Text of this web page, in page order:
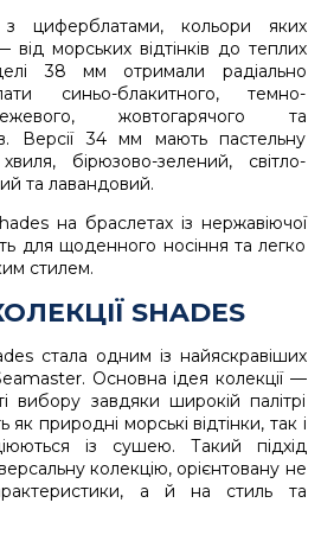
з циферблатами, кольори яких
морських відтінків до теплих
38 мм отримали радіально
синьо-блакитного, темно-
жовтогарячого та
Версії 34 мм мають пастельну
бірюзово-зелений, світло-
та лавандовий.
на браслетах із нержавіючої
для щоденного носіння та легко
стилем.
SHADES
стала одним із найяскравіших
Основна ідея колекції —
вибору завдяки широкій палітрі
як природні морські відтінки, так і
із сушею. Такий підхід
колекцію, орієнтовану не
а й на стиль та